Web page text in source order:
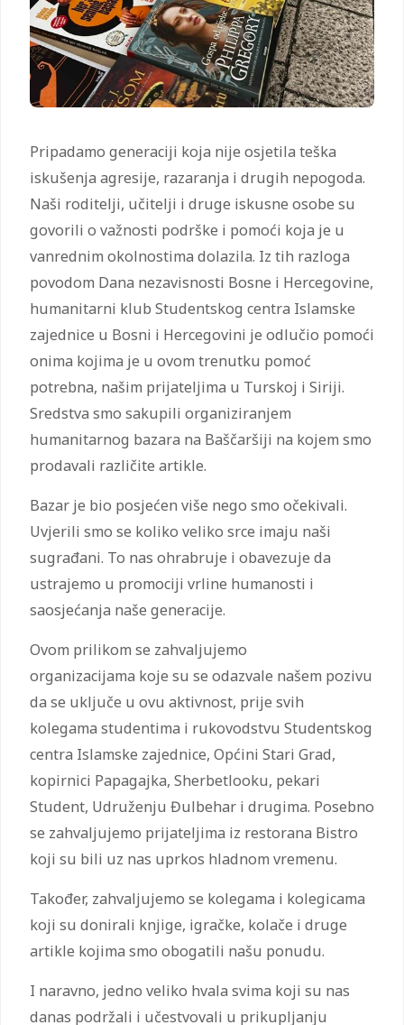
Pripadamo generaciji koja nije osjetila teška
iskušenja agresije, razaranja i drugih nepogoda.
Naši roditelji, učitelji i druge iskusne osobe su
govorili o važnosti podrške i pomoći koja je u
vanrednim okolnostima dolazila. Iz tih razloga
povodom Dana nezavisnosti Bosne i Hercegovine,
humanitarni klub Studentskog centra Islamske
zajednice u Bosni i Hercegovini je odlučio pomoći
onima kojima je u ovom trenutku pomoć
potrebna, našim prijateljima u Turskoj i Siriji.
Sredstva smo sakupili organiziranjem
humanitarnog bazara na Baščaršiji na kojem smo
prodavali različite artikle.
Bazar je bio posjećen više nego smo očekivali.
Uvjerili smo se koliko veliko srce imaju naši
sugrađani. To nas ohrabruje i obavezuje da
ustrajemo u promociji vrline humanosti i
saosjećanja naše generacije.
Ovom prilikom se zahvaljujemo
organizacijama koje su se odazvale našem pozivu
da se uključe u ovu aktivnost, prije svih
kolegama studentima i rukovodstvu Studentskog
centra Islamske zajednice, Općini Stari Grad,
kopirnici Papagajka, Sherbetlooku, pekari
Student, Udruženju Đulbehar i drugima. Posebno
se zahvaljujemo prijateljima iz restorana Bistro
koji su bili uz nas uprkos hladnom vremenu.
Također, zahvaljujemo se kolegama i kolegicama
koji su donirali knjige, igračke, kolače i druge
artikle kojima smo obogatili našu ponudu.
I naravno, jedno veliko hvala svima koji su nas
danas podržali i učestvovali u prikupljanju